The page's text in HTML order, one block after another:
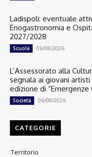
Ladispoli: eventuale
Enogastronomia e
2027/2028
Scuola 06/08/2026
L’Assessorato alla
segnala ai giovani
edizione di
Società 06/08/2026
CATEGORIE
Territorio